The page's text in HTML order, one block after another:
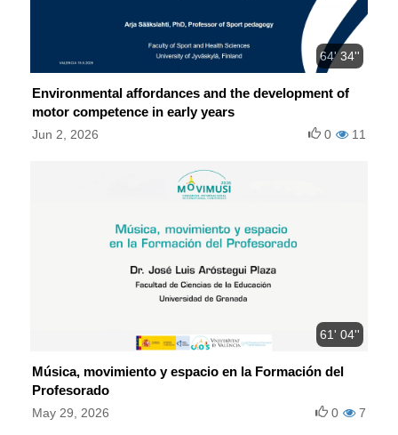
64' 34''
Environmental affordances and the development of
motor competence in early years
Jun 2, 2026 11
0
61' 04''
Música, movimiento y espacio en la Formación del
Profesorado
May 29, 2026 7
0